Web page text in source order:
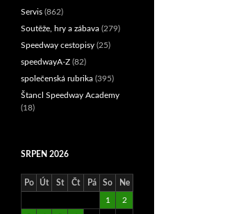
Servis (862)
Soutěže, hry a zábava (279)
Speedway cestopisy (25)
speedwayA-Z (82)
společenská rubrika (395)
Štancl Speedway Academy
(18)
SRPEN 2026
Po Út St Čt Pá So Ne
1 2